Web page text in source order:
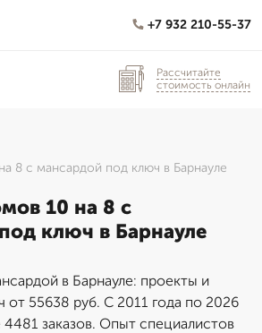
+7 932 210-55-37
Рассчитайте
стоимость онлайн
8 с мансардой под ключ в Барнауле
10 на 8 с
ключ в Барнауле
в Барнауле: проекты и
от 55638 руб. С 2011 года по 2026
заказов. Опыт специалистов